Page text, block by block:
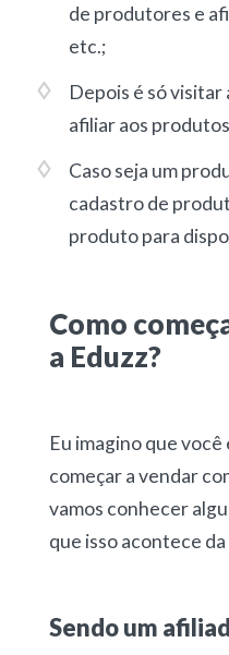
de produtores e
etc.;
Depois é só
afiliar aos
Caso seja um
cadastro de
produto para
Como
a Eduzz?
Eu imagino que
começar a vendar
vamos conhecer
que isso acontece
Sendo um